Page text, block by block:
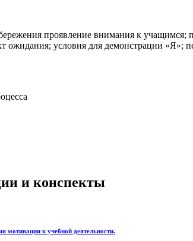
проявление внимания к
условия для демонстрации «Я»;
и конспекты
мотивации к учебной деятельности.